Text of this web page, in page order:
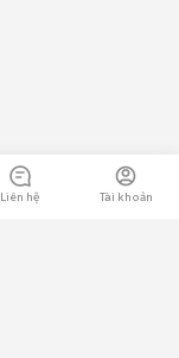
Liên hệ Tài khoản